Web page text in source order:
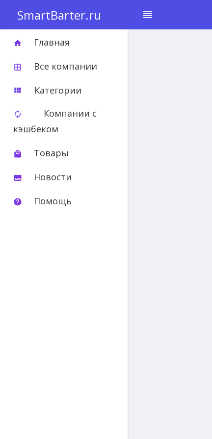
SmartBarter.ru reorder
home Главная
border_all Все компании
view_module Категории
autorenew
Компании с
кэшбеком
local_mall Товары
subtitles Новости
help Помощь